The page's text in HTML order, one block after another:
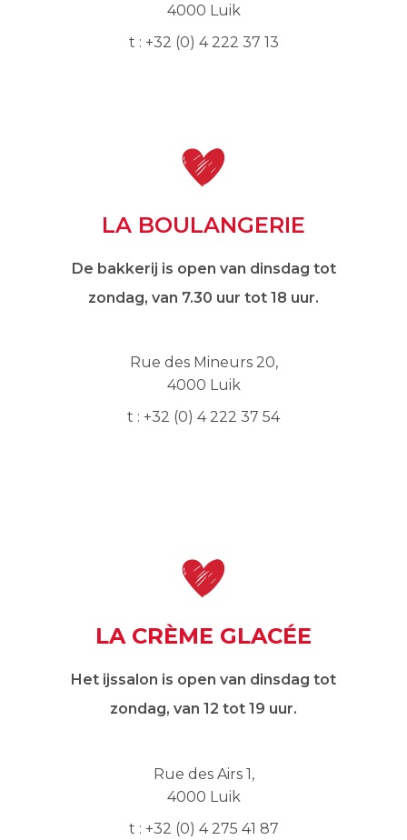
4000 Luik
t : +32 (0) 4 222 37 13
LA BOULANGERIE
De bakkerij is open van dinsdag tot
zondag, van 7.30 uur tot 18 uur.
Rue des Mineurs 20,
4000 Luik
t : +32 (0) 4 222 37 54
LA CRÈME GLACÉE
Het ijssalon is open van dinsdag tot
zondag, van 12 tot 19 uur.
Rue des Airs 1,
4000 Luik
t : +32 (0) 4 275 41 87